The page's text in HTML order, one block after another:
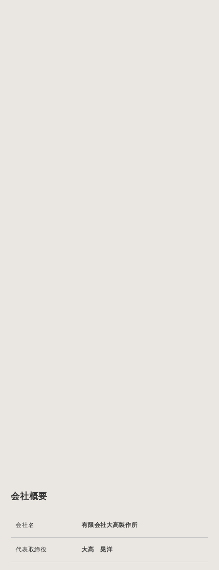
会社概要
会社名 有限会社大髙製作所
代表取締役 大髙 晃洋